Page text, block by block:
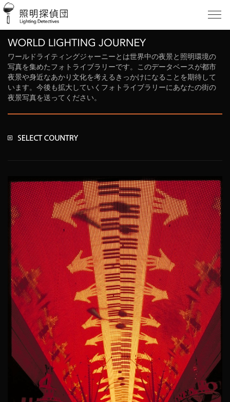
ワールドライティングジャーニーとは世界中の夜景と照明環境の
写真を集めたフォトライブラリーです。このデータベースが都市
夜景や身近なあかり文化を考えるきっかけになることを期待して
います。今後も拡大していくフォトライブラリーにあなたの街の
夜景写真を送ってください。